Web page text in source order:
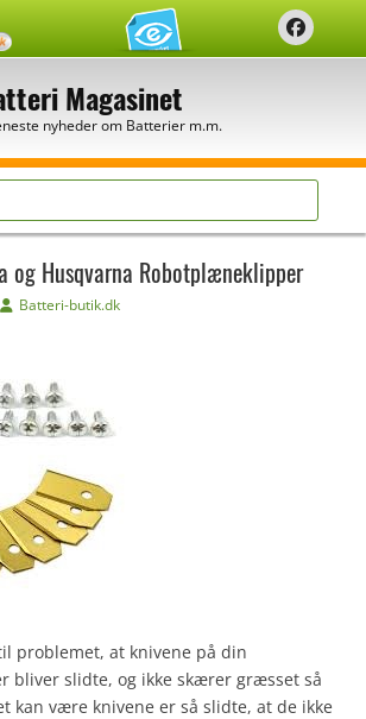
Magasinet
nyheder om Batterier m.m.
og Husqvarna Robotplæneklipper
Forfatter
Batteri-butik.dk
problemet, at knivene på din
bliver slidte, og ikke skærer græsset så
kan være knivene er så slidte, at de ikke